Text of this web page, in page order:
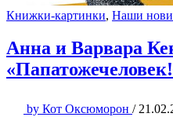
Книжки-картинки, Наши
Анна и Варвара
by Кот Оксюморон /